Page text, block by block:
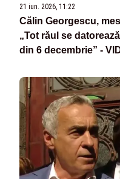
21 iun. 2026, 11:22
Călin Georgescu,
„Tot răul se
din 6 decembrie” -